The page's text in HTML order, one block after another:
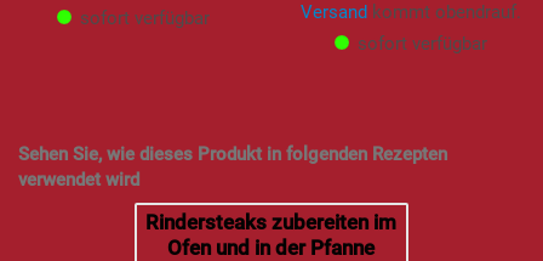
sofort verfügbar
Versandkommt obendrauf.
sofort verfügbar
Sehen Sie, wie dieses Produkt in folgenden Rezepten
verwendet wird
Rindersteaks zubereiten im
Ofen und in der Pfanne